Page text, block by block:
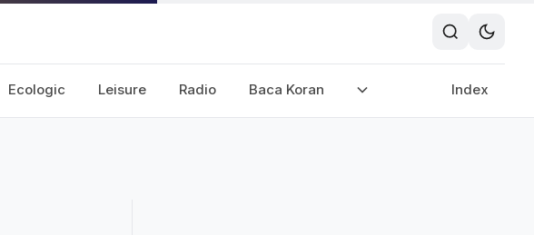
Ecologic Leisure Radio Baca Koran Index